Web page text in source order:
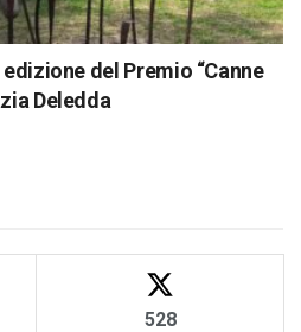
del Premio “Canne
Deledda
528